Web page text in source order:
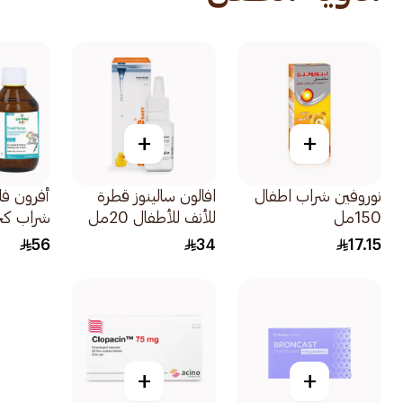
+
نوروفين شراب اطفال
150مل
17.15
+
افالون سالينوز قطرة
للأنف للأطفال 20مل
34
أفرون
شراب
خالي من
56
+
+